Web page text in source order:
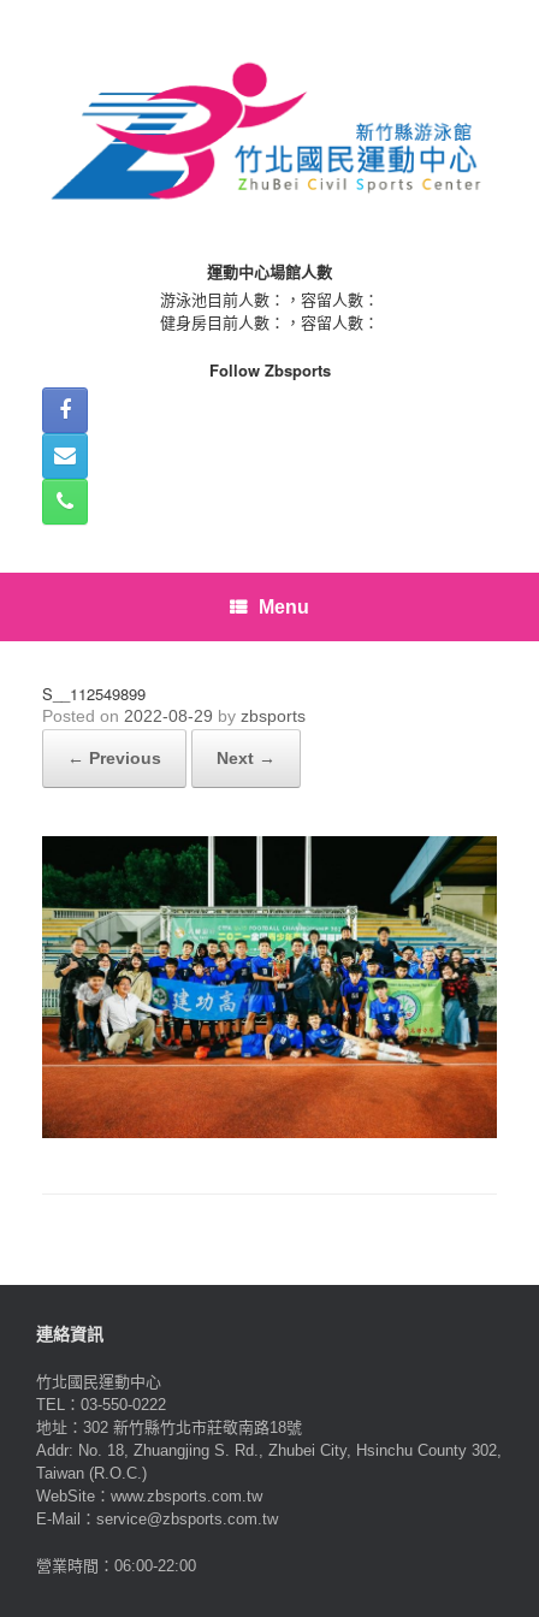
運動中心場館人數
游泳池目前人數：
，容留人數：
健身房目前人數：
，容留人數：
Follow Zbsports
Menu
S__112549899
Posted on 2022-08-29 by zbsports
← Previous Next →
連絡資訊
竹北國民運動中心
TEL：03-550-0222
地址：302 新竹縣竹北市莊敬南路18號
Addr: No. 18, Zhuangjing S. Rd., Zhubei City, Hsinchu County 302,
Taiwan (R.O.C.)
WebSite：www.zbsports.com.tw
E-Mail：service@zbsports.com.tw
營業時間：06:00-22:00